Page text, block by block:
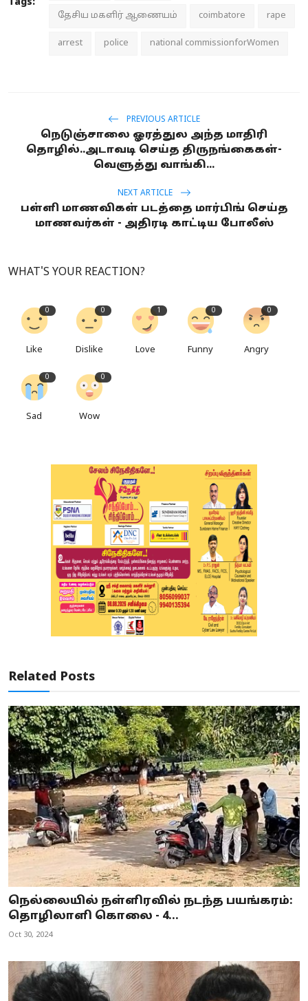
Tags:
தேசிய மகளிர் ஆணையம் coimbatore rape
arrest police national commissionforWomen
PREVIOUS ARTICLE
நெடுஞ்சாலை ஓரத்துல அந்த மாதிரி
தொழில்..அடாவடி செய்த திருநங்கைகள்-
வெளுத்து வாங்கி...
NEXT ARTICLE
பள்ளி மாணவிகள் படத்தை மார்பிங் செய்த
மாணவர்கள் - அதிரடி காட்டிய போலீஸ்
WHAT'S YOUR REACTION?
0
Like
0
Dislike
1
Love
0
Funny
0
Angry
0
Sad
0
Wow
Related Posts
நெல்லையில் நள்ளிரவில் நடந்த பயங்கரம்:
தொழிலாளி கொலை - 4...
Oct 30, 2024